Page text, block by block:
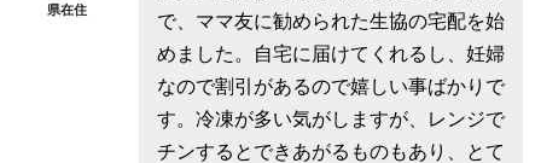
県在住
で、ママ友に勧められた生協の宅配を始
めました。自宅に届けてくれるし、妊婦
なので割引があるので嬉しい事ばかりで
す。冷凍が多い気がしますが、レンジで
チンするとできあがるものもあり、とて